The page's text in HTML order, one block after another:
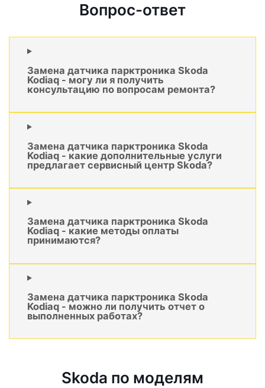
Вопрос-ответ
Замена датчика парктроника Skoda
Kodiaq - могу ли я получить
консультацию по вопросам ремонта?
Замена датчика парктроника Skoda
Kodiaq - какие дополнительные услуги
предлагает сервисный центр Skoda?
Замена датчика парктроника Skoda
Kodiaq - какие методы оплаты
принимаются?
Замена датчика парктроника Skoda
Kodiaq - можно ли получить отчет о
выполненных работах?
Skoda по моделям